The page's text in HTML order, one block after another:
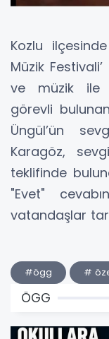
Kozlu
Müzik
ve müzik ile
görevli
Üngül’ün
Karagöz,
teklifinde
"Evet"
vatandaşlar
#ögg #
ÖGG